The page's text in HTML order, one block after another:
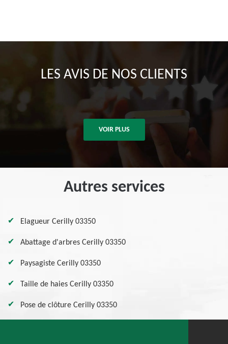
LES AVIS DE NOS CLIENTS
VOIR PLUS
Autres services
Elagueur Cerilly 03350
Abattage d'arbres Cerilly 03350
Paysagiste Cerilly 03350
Taille de haies Cerilly 03350
Pose de clôture Cerilly 03350